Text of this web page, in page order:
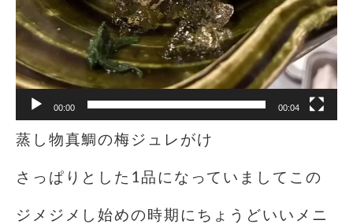
00:00 00:04
蒸し物真鯛の梅ジュレがけ
さっぱりとした1品になっていましてこの
ジメジメし始めの時期にちょうどいいメニ